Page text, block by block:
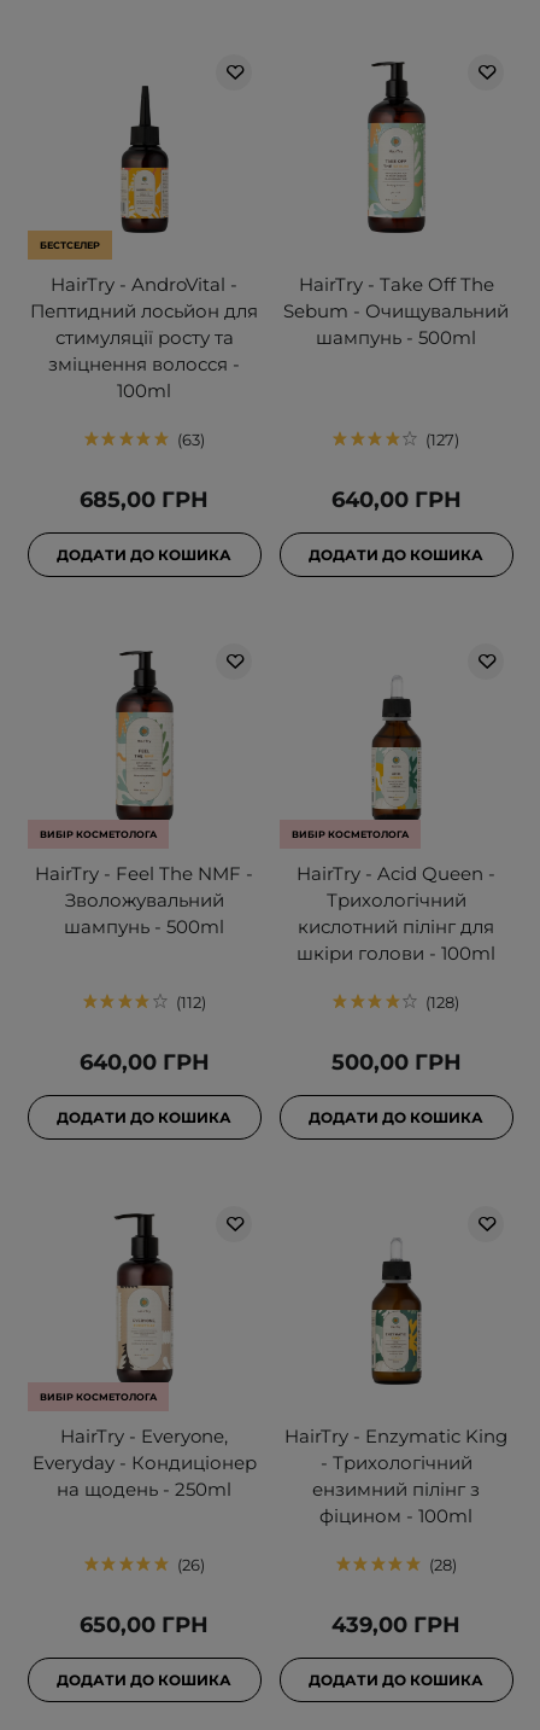
БЕСТСЕЛЕР
HairTry - AndroVital -
Пептидний лосьйон для
стимуляції росту та
зміцнення волосся -
100ml
63
685,00 ГРН
ДОДАТИ ДО КОШИКА
HairTry - Take Off The
Sebum - Очищувальний
шампунь - 500ml
127
640,00 ГРН
ДОДАТИ ДО КОШИКА
ВИБІР КОСМЕТОЛОГА
HairTry - Feel The NMF -
Зволожувальний
шампунь - 500ml
112
640,00 ГРН
ДОДАТИ ДО КОШИКА
ВИБІР КОСМЕТОЛОГА
HairTry - Acid Queen -
Трихологічний
кислотний пілінг для
шкіри голови - 100ml
128
500,00 ГРН
ДОДАТИ ДО КОШИКА
ВИБІР КОСМЕТОЛОГА
HairTry - Everyone,
Everyday - Кондиціонер
на щодень - 250ml
26
650,00 ГРН
ДОДАТИ ДО КОШИКА
HairTry - Enzymatic King
- Трихологічний
ензимний пілінг з
фіцином - 100ml
28
439,00 ГРН
ДОДАТИ ДО КОШИКА